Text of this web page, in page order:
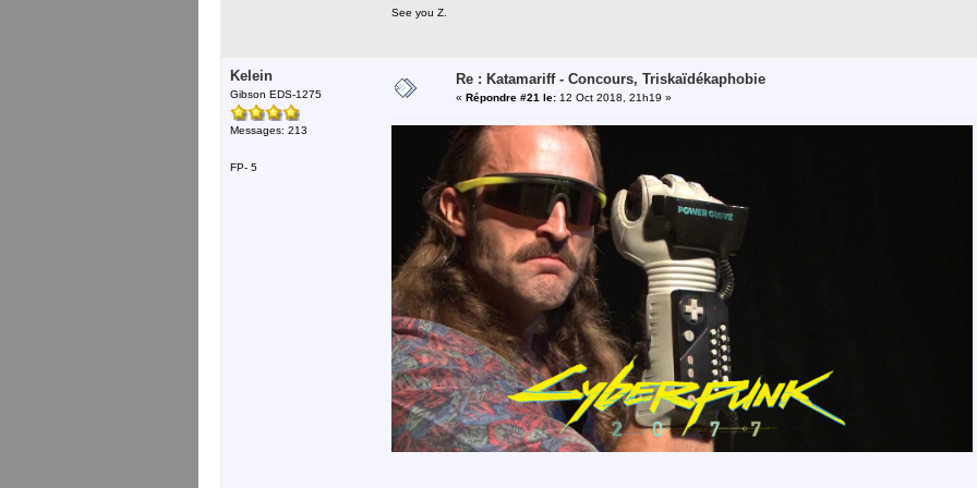
See you Z.
Kelein
Gibson EDS-1275
Messages: 213
FP- 5
Re : Katamariff - Concours, Triskaïdékaphobie
« Répondre #21 le: 12 Oct 2018, 21h19 »